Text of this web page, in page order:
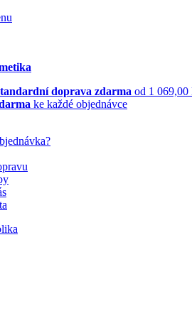
doprava zdarma od 1 069,00
ke každé objednávce